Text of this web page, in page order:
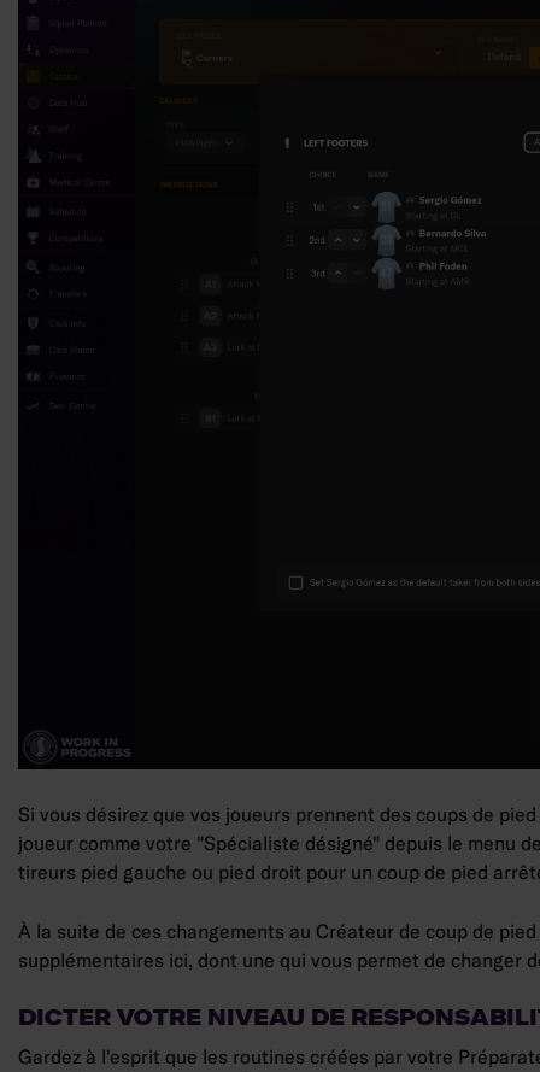
Si vous désirez que vos joueurs prennent des coups de
joueur comme votre "Spécialiste désigné" depuis le menu
tireurs pied gauche ou pied droit pour un coup de pied
À la suite de ces changements au Créateur de coup de
supplémentaires ici, dont une qui vous permet de
DICTER VOTRE NIVEAU DE
Gardez à l'esprit que les routines créées par votre